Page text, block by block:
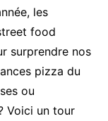
les
food
surprendre nos
pizza du
ou
Voici un tour